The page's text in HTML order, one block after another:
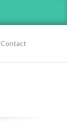
Contact